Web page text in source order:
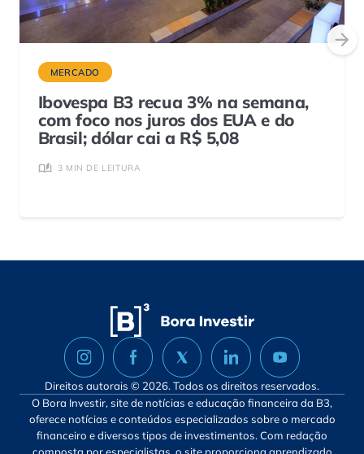
MERCADO
Ibovespa B3 recua 3% na semana,
com foco nos juros dos EUA e do
Brasil; dólar cai a R$ 5,08
3 MIN DE LEITURA
Direitos autorais © 2026. Todos os direitos reservados.
O Bora Investir, site de notícias e educação financeira da B3,
oferece notícias e conteúdos especializados sobre o mercado
financeiro e diversos tipos de investimentos. Com redação
composta por especialistas, o site proporciona aprendizado